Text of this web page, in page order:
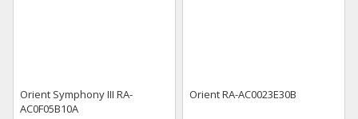
Orient Symphony III RA-
AC0F05B10A
Orient RA-AC0023E30B